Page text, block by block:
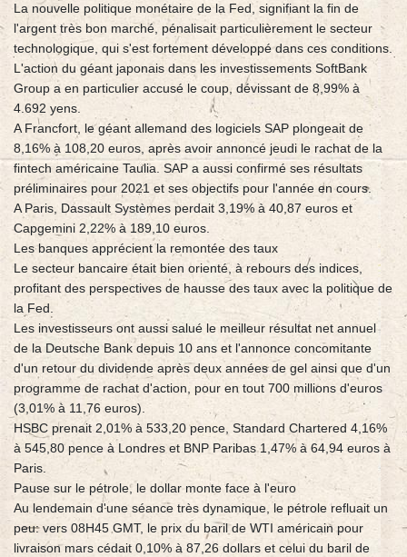
La nouvelle politique monétaire de la Fed, signifiant la fin de
l'argent très bon marché, pénalisait particulièrement le secteur
technologique, qui s'est fortement développé dans ces conditions.
L'action du géant japonais dans les investissements SoftBank
Group a en particulier accusé le coup, dévissant de 8,99% à
4.692 yens.
A Francfort, le géant allemand des logiciels SAP plongeait de
8,16% à 108,20 euros, après avoir annoncé jeudi le rachat de la
fintech américaine Taulia. SAP a aussi confirmé ses résultats
préliminaires pour 2021 et ses objectifs pour l'année en cours.
A Paris, Dassault Systèmes perdait 3,19% à 40,87 euros et
Capgemini 2,22% à 189,10 euros.
Les banques apprécient la remontée des taux
Le secteur bancaire était bien orienté, à rebours des indices,
profitant des perspectives de hausse des taux avec la politique de
la Fed.
Les investisseurs ont aussi salué le meilleur résultat net annuel
de la Deutsche Bank depuis 10 ans et l'annonce concomitante
d'un retour du dividende après deux années de gel ainsi que d'un
programme de rachat d'action, pour en tout 700 millions d'euros
(3,01% à 11,76 euros).
HSBC prenait 2,01% à 533,20 pence, Standard Chartered 4,16%
à 545,80 pence à Londres et BNP Paribas 1,47% à 64,94 euros à
Paris.
Pause sur le pétrole, le dollar monte face à l'euro
Au lendemain d'une séance très dynamique, le pétrole refluait un
peu: vers 08H45 GMT, le prix du baril de WTI américain pour
livraison mars cédait 0,10% à 87,26 dollars et celui du baril de